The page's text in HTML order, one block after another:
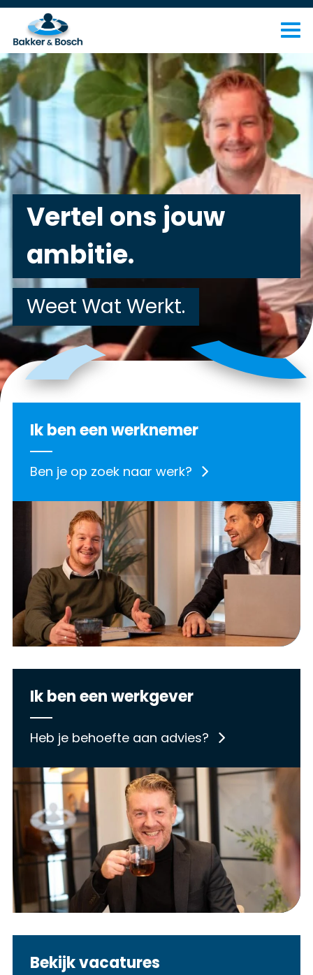
Vertel ons jouw
ambitie.
Weet Wat Werkt.
Ik ben een werknemer
Ben je op zoek naar werk?
Ik ben een werkgever
Heb je behoefte aan advies?
Bekijk vacatures